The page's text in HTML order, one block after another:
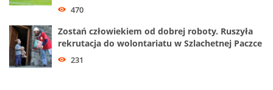
470
Zostań człowiekiem od dobrej roboty. Ruszyła
rekrutacja do wolontariatu w Szlachetnej Paczce
231